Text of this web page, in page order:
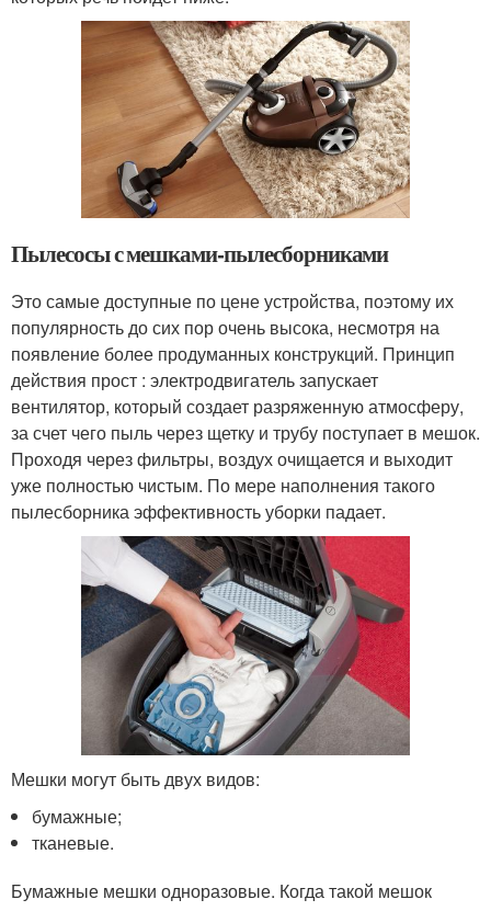
Пылесосы с мешками-пылесборниками
Это самые доступные по цене устройства, поэтому их
популярность до сих пор очень высока, несмотря на
появление более продуманных конструкций. Принцип
действия прост : электродвигатель запускает
вентилятор, который создает разряженную атмосферу,
за счет чего пыль через щетку и трубу поступает в мешок.
Проходя через фильтры, воздух очищается и выходит
уже полностью чистым. По мере наполнения такого
пылесборника эффективность уборки падает.
Мешки могут быть двух видов:
бумажные;
тканевые.
Бумажные мешки одноразовые. Когда такой мешок